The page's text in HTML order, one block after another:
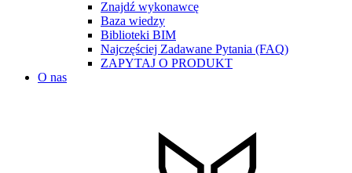
Znajdź wykonawcę
Baza wiedzy
Biblioteki BIM
Najczęściej Zadawane Pytania (FAQ)
ZAPYTAJ O PRODUKT
O nas